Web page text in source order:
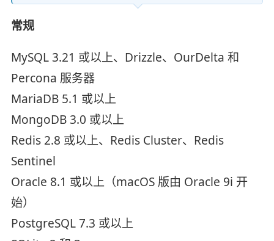
常规
MySQL 3.21 或以上、Drizzle、OurDelta 和
Percona 服务器
MariaDB 5.1 或以上
MongoDB 3.0 或以上
Redis 2.8 或以上、Redis Cluster、Redis
Sentinel
Oracle 8.1 或以上（macOS 版由 Oracle 9i 开
始）
PostgreSQL 7.3 或以上